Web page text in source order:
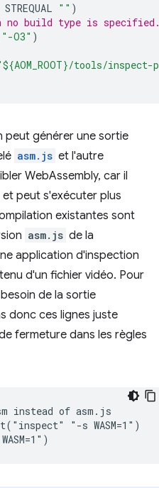
STREQUAL "" )
no build type is
"-O3" )
tools/
peut générer une sortie
asm.js et l'autre
WebAssembly, car il
peut s'exécuter plus
existantes sont
asm.js de la
application d'inspection
d'un fichier vidéo. Pour
de la sortie
donc ces lignes juste
fermeture dans les règles
instead of asm.js
"-s WASM=1")